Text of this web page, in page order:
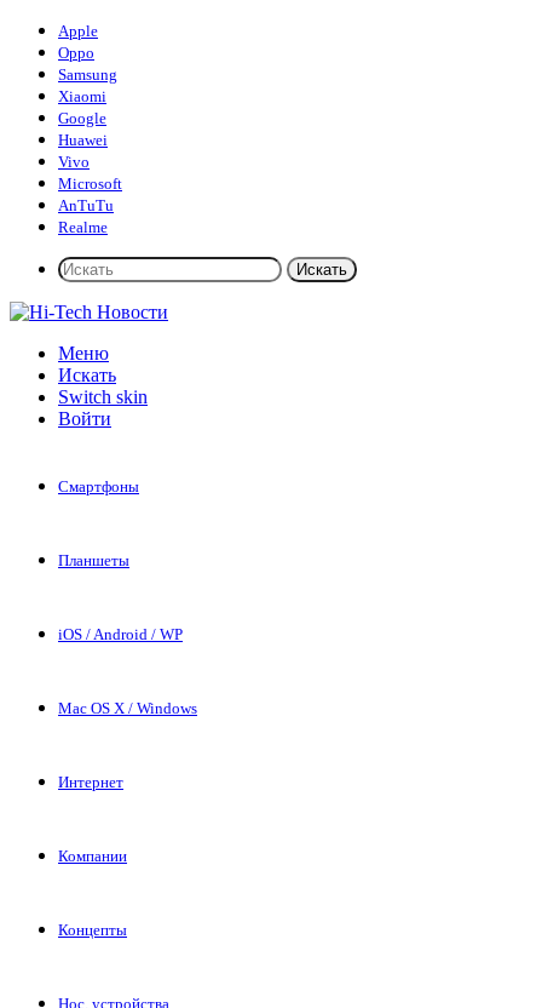
Apple
Oppo
Samsung
Xiaomi
Google
Huawei
Vivo
Microsoft
AnTuTu
Realme
Искать
Меню
Искать
Switch skin
Войти
Смартфоны
Планшеты
iOS / Android / WP
Mac OS X / Windows
Интернет
Компании
Концепты
Нос. устройства